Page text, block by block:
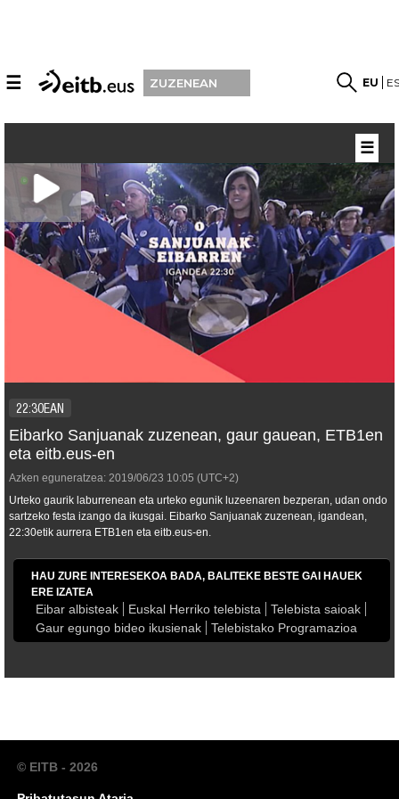
☰ ZUZENEAN EU
22:30EAN
Eibarko Sanjuanak zuzenean, gaur gauean, ETB1en
eta eitb.eus-en
Azken eguneratzea: 2019/06/23 10:05 (UTC+2)
Urteko gaurik laburrenean eta urteko egunik luzeenaren bezperan, udan ondo
sartzeko festa izango da ikusgai. Eibarko Sanjuanak zuzenean, igandean,
22:30etik aurrera ETB1en eta eitb.eus-en.
HAU ZURE INTERESEKOA BADA, BALITEKE BESTE GAI HAUEK
ERE IZATEA
Eibar albisteak Euskal Herriko telebista
Telebista saioak
Gaur egungo bideo ikusienak
Telebistako Programazioa
☰
© EITB - 2026